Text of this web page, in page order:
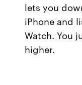
lets you
iPhone and
Watch. You
higher.